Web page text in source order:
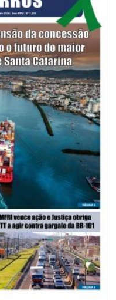
com atrações para toda a